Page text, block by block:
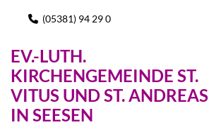
 (05381) 94 29 0
EV.-LUTH.
KIRCHENGEMEINDE ST.
VITUS UND ST. ANDREAS
IN SEESEN